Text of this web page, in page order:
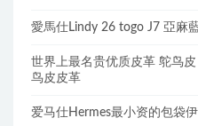
愛馬仕Lindy 26 togo J7 亞麻
世界上最名贵优质皮革 鸵鸟
鸟皮皮革
爱马仕Hermes最小资的包袋